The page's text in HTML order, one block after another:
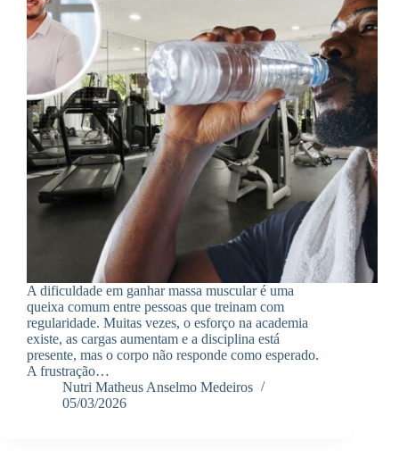
A dificuldade em ganhar massa muscular é uma
queixa comum entre pessoas que treinam com
regularidade. Muitas vezes, o esforço na academia
existe, as cargas aumentam e a disciplina está
presente, mas o corpo não responde como esperado.
A frustração…
Nutri Matheus Anselmo Medeiros
05/03/2026